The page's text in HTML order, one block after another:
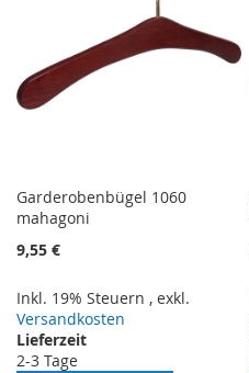
Garderobenbügel 1060
mahagoni
9,55 €
Inkl. 19% Steuern , exkl.
Versandkosten
Lieferzeit
2-3 Tage